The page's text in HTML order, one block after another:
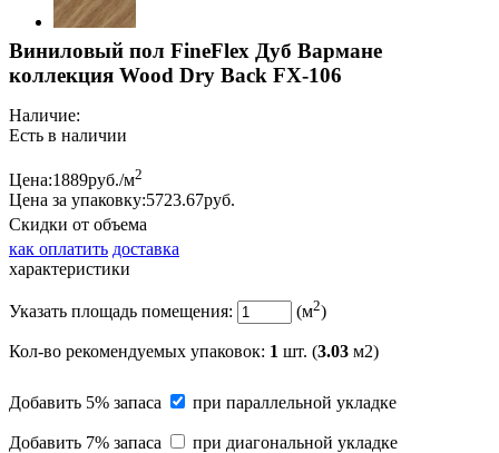
Виниловый пол FineFlex Дуб Вармане
коллекция Wood Dry Back FX-106
Наличие:
Есть в наличии
Цена:1889руб./м2
Цена за упаковку:5723.67руб.
Скидки от объема
как оплатить доставка
характеристики
Указать площадь помещения: (м2)
Кол-во рекомендуемых упаковок: 1 шт. (3.03 м2)
Добавить 5% запаса при параллельной укладке
Добавить 7% запаса
при диагональной укладке